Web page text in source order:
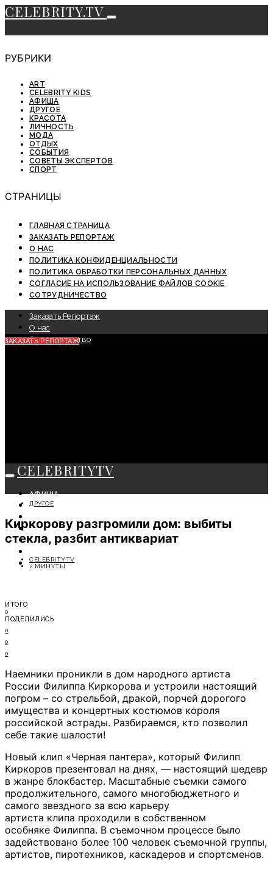
CELEBRITY.TV
РУБРИКИ
ART
CELEBRITY KIDS
АФИША
ДРУГОЕ
КРАСОТА
ЛИЧНОСТЬ
МОДА
ОТДЫХ
СОБЫТИЯ
СОВЕТЫ ЭКСПЕРТОВ
СПОРТ
СТРАНИЦЫ
ГЛАВНАЯ СТРАНИЦА
ЗАКАЗАТЬ РЕПОРТАЖ
О НАС
ПОЛИТИКА КОНФИДЕНЦИАЛЬНОСТИ
ПОЛИТИКА ОБРАБОТКИ ПЕРСОНАЛЬНЫХ ДАННЫХ
СОГЛАСИЕ НА ИСПОЛЬЗОВАНИЕ ФАЙЛОВ COOKIE
СОТРУДНИЧЕСТВО
Заказать Репортаж
О нас
Сотрудничество
ЗАКАЗАТЬ РЕПОРТАЖ
CELEBRITYTV
АФИША
СОБЫТИЯ
МОДА
ЛИЧНОСТЬ
СОВЕТЫ ЭКСПЕРТОВ
ДРУГОЕ
Киркорову разгромили дом: выбиты
стекла, разбит антиквариат
CELEBRITYTV
2 МИНУТЫ
ИТОГО
0
ПОДЕЛИЛИСЬ
0
0
0
Наемники проникли в дом народного артиста
России Филиппа Киркорова и устроили настоящий
погром – со стрельбой, дракой, порчей дорогого
имущества и концертных костюмов короля
российской эстрады. Разбираемся, кто позволил
себе такие шалости!
Новый клип «Черная пантера», который Филипп
Киркоров презентовал на днях, — настоящий шедевр
в жанре блокбастер. Масштабные съемки самого
продолжительного, самого многобюджетного и
самого звездного за всю карьеру
артиста клипа проходили в собственном
особняке Филиппа. В съемочном процессе было
задействовано более 100 человек съемочной группы,
артистов, пиротехников, каскадеров и спортсменов.